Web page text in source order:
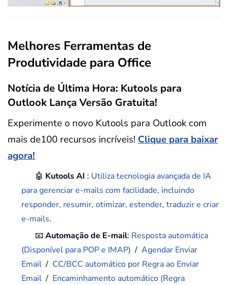
Melhores Ferramentas de
Produtividade para Office
Notícia de Última Hora: Kutools para
Outlook Lança Versão Gratuita!
Experimente o novo Kutools para Outlook com
mais de100 recursos incríveis! Clique para baixar
agora!
🤖 Kutools AI : Utiliza tecnologia avançada de IA
para gerenciar e-mails com facilidade, incluindo
responder, resumir, otimizar, estender, traduzir e criar
e-mails.
📧Automação de E-mail: Resposta automática
(Disponível para POP e IMAP) /Agendar Enviar
Email / CC/BCC automático por Regra ao Enviar
Email / Encaminhamento automático (Regra